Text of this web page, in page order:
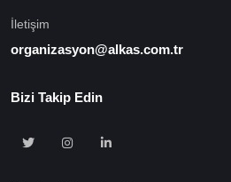
İletişim
organizasyon@alkas.com.tr
Bizi Takip Edin